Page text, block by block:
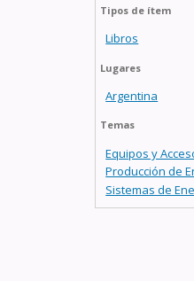
Tipos de ítem
Libros
Lugares
Argentina
Temas
Equipos y
Producción de
Sistemas de